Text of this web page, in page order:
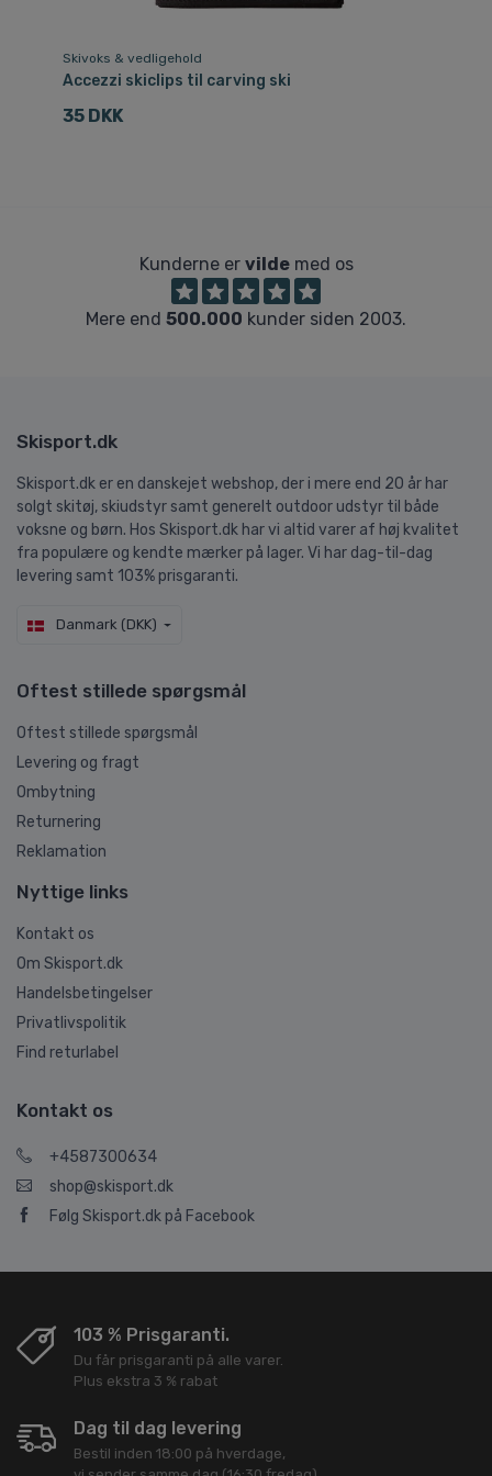
Skivoks & vedligehold
Accezzi skiclips til carving ski
35 DKK
Kunderne er vildemed os
Mere end 500.000 kunder siden 2003.
Skisport.dk
Skisport.dk er en danskejet webshop, der i mere end 20 år har
solgt skitøj, skiudstyr samt generelt outdoor udstyr til både
voksne og børn. Hos Skisport.dk har vi altid varer af høj kvalitet
fra populære og kendte mærker på lager. Vi har dag-til-dag
levering samt 103% prisgaranti.
Danmark (DKK)
Oftest stillede spørgsmål
Oftest stillede spørgsmål
Levering og fragt
Ombytning
Returnering
Reklamation
Nyttige links
Kontakt os
Om Skisport.dk
Handelsbetingelser
Privatlivspolitik
Find returlabel
Kontakt os
+4587300634
shop@skisport.dk
Følg Skisport.dk på Facebook
103 % Prisgaranti.
Du får prisgaranti på alle varer.
Plus ekstra 3 % rabat
Dag til dag levering
Bestil inden 18:00 på hverdage,